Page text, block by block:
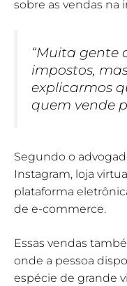
sobre as vendas na
“Muita gente
impostos,
explicarmos
quem vende
Segundo o
Instagram, loja
plataforma
de e-commerce.
Essas vendas
onde a pessoa
espécie de grande